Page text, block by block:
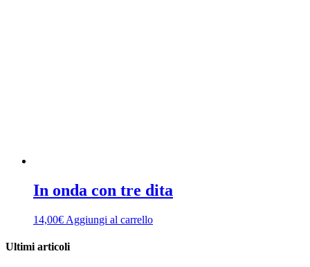
In onda con tre dita
14,00€ Aggiungi al carrello
Ultimi articoli